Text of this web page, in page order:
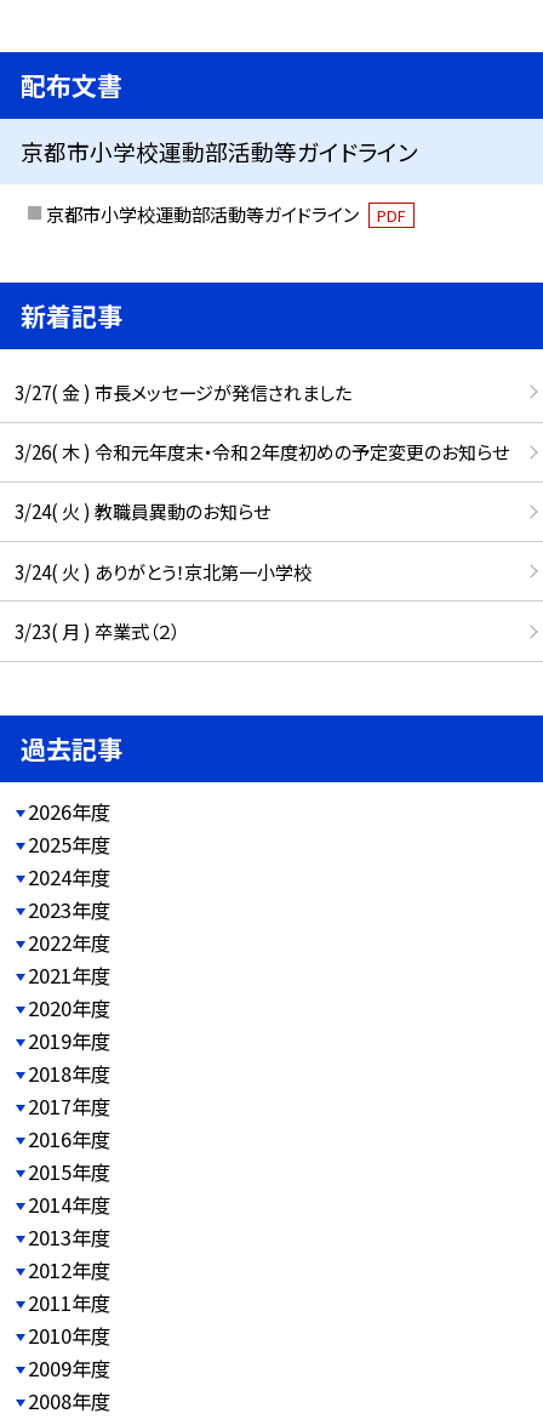
配布文書
京都市小学校運動部活動等ガイドライン
京都市小学校運動部活動等ガイドライン PDF
新着記事
3/27( 金 ) 市長メッセージが発信されました
3/26( 木 ) 令和元年度末・令和２年度初めの予定変更のお知らせ
3/24( 火 ) 教職員異動のお知らせ
3/24( 火 ) ありがとう！京北第一小学校
3/23( 月 ) 卒業式（２）
過去記事
2026年度
2025年度
2024年度
2023年度
2022年度
2021年度
2020年度
2019年度
2018年度
2017年度
2016年度
2015年度
2014年度
2013年度
2012年度
2011年度
2010年度
2009年度
2008年度